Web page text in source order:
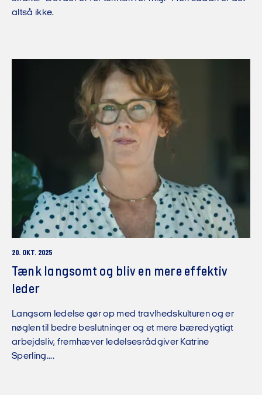
altså ikke.
20. OKT. 2025
Tænk langsomt og bliv en mere effektiv
leder
Langsom ledelse gør op med travlhedskulturen og er
nøglen til bedre beslutninger og et mere bæredygtigt
arbejdsliv, fremhæver ledelsesrådgiver Katrine
Sperling....